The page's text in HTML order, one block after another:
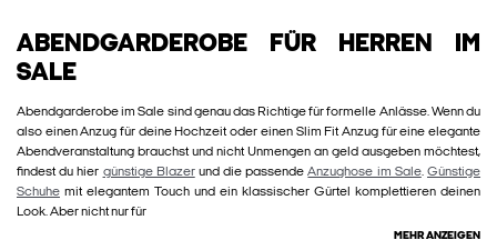
ABENDGARDEROBE FÜR HERREN IM
SALE
Abendgarderobe im Sale sind genau das Richtige für formelle Anlässe. Wenn du
also einen Anzug für deine Hochzeit oder einen Slim Fit Anzug für eine elegante
Abendveranstaltung brauchst und nicht Unmengen an geld ausgeben möchtest,
findest du hier günstige Blazerund die passendeAnzughose im Sale.Günstige
Schuhe mit elegantem Touch und ein klassischer Gürtel komplettieren deinen
Look. Aber nicht nur für
MEHR ANZEIGEN